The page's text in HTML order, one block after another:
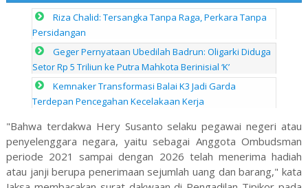
Riza Chalid: Tersangka Tanpa Raga, Perkara Tanpa
Persidangan
Geger Pernyataan Ubedilah Badrun: Oligarki Diduga
Setor Rp 5 Triliun ke Putra Mahkota Berinisial ‘K’
Kemnaker Transformasi Balai K3 Jadi Garda
Terdepan Pencegahan Kecelakaan Kerja
"Bahwa terdakwa Hery Susanto selaku pegawai negeri atau
penyelenggara negara, yaitu sebagai Anggota Ombudsman
periode 2021 sampai dengan 2026 telah menerima hadiah
atau janji berupa penerimaan sejumlah uang dan barang," kata